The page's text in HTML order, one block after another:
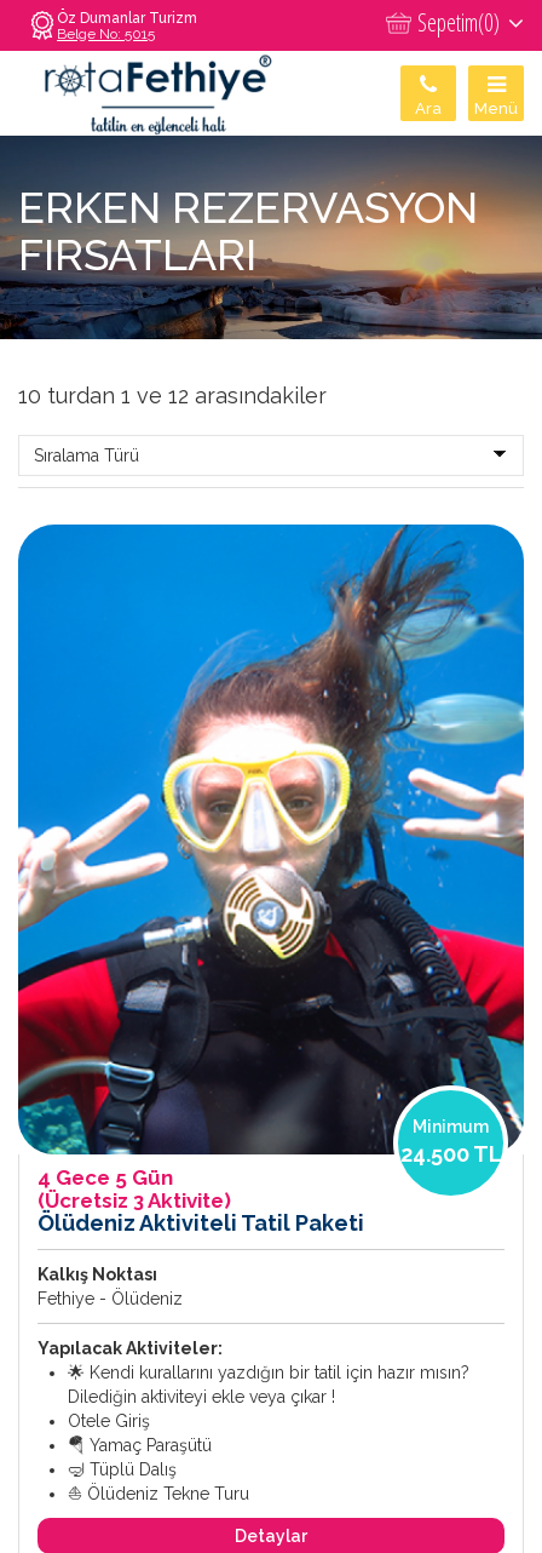
Sepetim(0)
Öz Dumanlar Turizm
Belge No: 5015
Menü
Ara
ERKEN REZERVASYON
FIRSATLARI
10 turdan 1 ve 12 arasındakiler
4 Gece 5 Gün
(Ücretsiz 3 Aktivite)
Ölüdeniz Aktiviteli Tatil Paketi
Kalkış Noktası
Fethiye - Ölüdeniz
Yapılacak Aktiviteler:
🌟 Kendi kurallarını yazdığın bir tatil için hazır mısın?
Dilediğin aktiviteyi ekle veya çıkar !
Otele Giriş
🪂 Yamaç Paraşütü
🤿 Tüplü Dalış
⛵ Ölüdeniz Tekne Turu
Detaylar
Minimum
24.500 TL